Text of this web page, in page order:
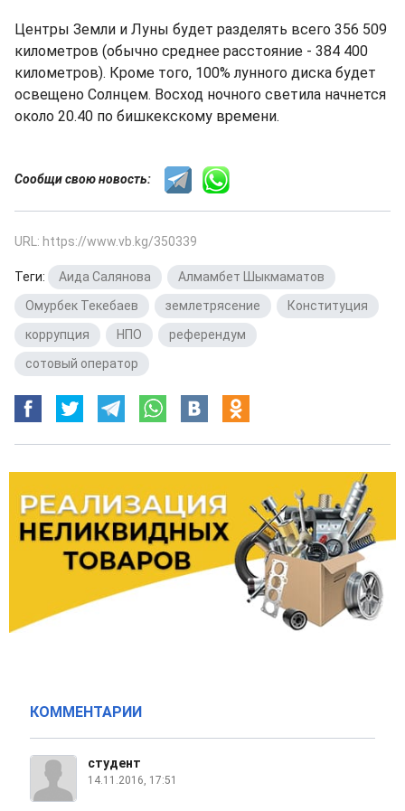
Центры Земли и Луны будет разделять всего 356 509
километров (обычно среднее расстояние - 384 400
километров). Кроме того, 100% лунного диска будет
освещено Солнцем. Восход ночного светила начнется
около 20.40 по бишкекскому времени.
Сообщи свою новость:
URL: https://www.vb.kg/350339
Теги: Аида Салянова Алмамбет Шыкмаматов
Омурбек Текебаев
землетрясение Конституция
коррупция
НПО референдум
сотовый оператор
КОММЕНТАРИИ
студент
14.11.2016, 17:51